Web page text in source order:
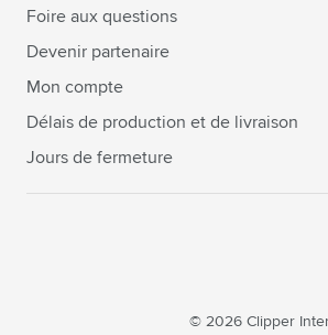
Foire aux questions
Devenir partenaire
Mon compte
Délais de production et de livraison
Jours de fermeture
© 2026 Clipper